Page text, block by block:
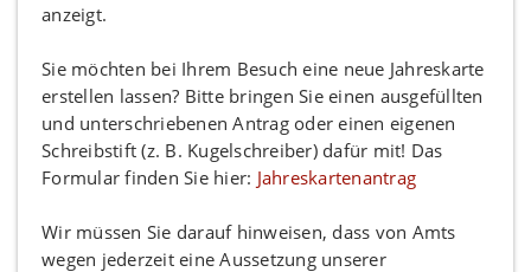
anzeigt.
Sie möchten bei Ihrem Besuch eine neue Jahreskarte
erstellen lassen? Bitte bringen Sie einen ausgefüllten
und unterschriebenen Antrag oder einen eigenen
Schreibstift (z. B. Kugelschreiber) dafür mit! Das
Formular finden Sie hier: Jahreskartenantrag
Wir müssen Sie darauf hinweisen, dass von Amts
wegen jederzeit eine Aussetzung unserer